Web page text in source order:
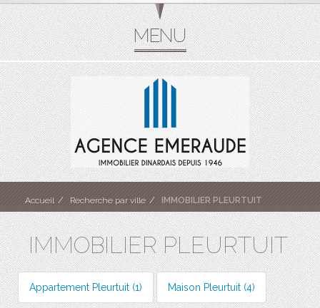
Accueil Recherche par ville IMMOBILIER PLEURTUIT
IMMOBILIER PLEURTUIT
Appartement Pleurtuit (1) Maison Pleurtuit (4)